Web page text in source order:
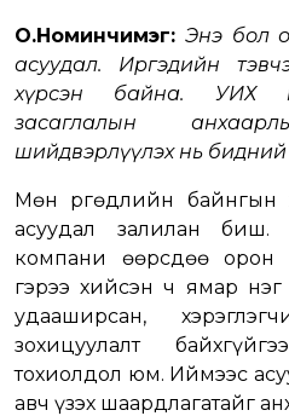
О.Номинчимэг:Энэ бол
асуудал. Иргэдийн
хүрсэн байна. УИХ
засаглалын
шийдвэрлүүлэх нь бидний
Мөн Өргөдлийн
асуудал залилан
компани өөрсдөө орон
гэрээ хийсэн ч ямар
удааширсан,
зохицуулалт
тохиолдол юм. Иймээс
авч үзэх шаардлагатайг